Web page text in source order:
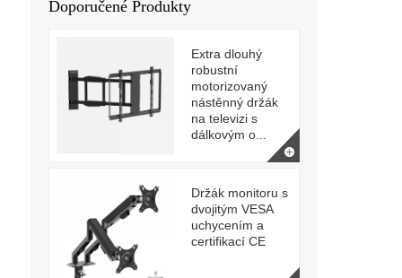
Doporučené Produkty
Extra dlouhý
robustní
motorizovaný
nástěnný držák
na televizi s
dálkovým o...
Držák monitoru s
dvojitým VESA
uchycením a
certifikací CE